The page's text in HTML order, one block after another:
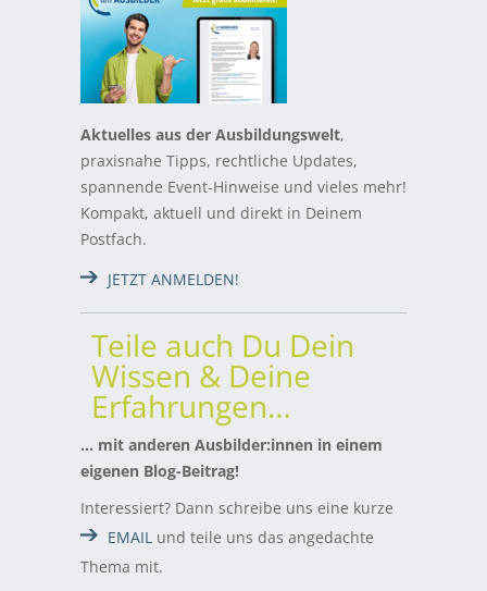
Aktuelles aus der Ausbildungswelt,
praxisnahe Tipps, rechtliche Updates,
spannende Event-Hinweise und vieles mehr!
Kompakt, aktuell und direkt in Deinem
Postfach.
JETZT ANMELDEN!
Teile auch Du Dein
Wissen & Deine
Erfahrungen…
… mit anderen Ausbilder:innen in einem
eigenen Blog-Beitrag!
Interessiert? Dann schreibe uns eine kurze
EMAIL und teile uns das angedachte
Thema mit.